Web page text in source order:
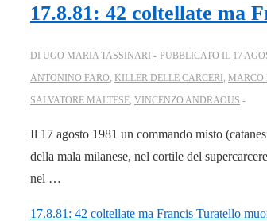
17.8.81: 42 coltellate ma
DI UGO MARIA TASSINARI PUBBLICATO IL 17
ANTONINO FARO KILLER DELLE CARCERI MARCO
SALVATORE MALTESE VINCENZO ANDRAOUS
Il 17 agosto 1981 un commando misto
della mala milanese, nel cortile del
nel …
17.8.81: 42 coltellate ma Francis Turatello